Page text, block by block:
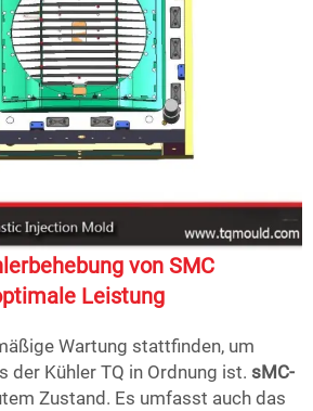
von SMC
Leistung
Wartung stattfinden, um
der Kühler TQ in Ordnung ist. sMC-
Zustand. Es umfasst auch das